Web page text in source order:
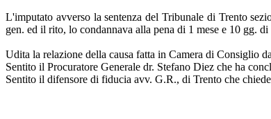
L'imputato avverso la sentenza del Tribunale di Trento
gen. ed il rito, lo condannava alla pena di 1 mese e 10 gg. di
Udita la relazione della causa fatta in Camera di Consiglio
Sentito il Procuratore Generale dr. Stefano Diez che ha
Sentito il difensore di fiducia avv. G.R., di Trento che